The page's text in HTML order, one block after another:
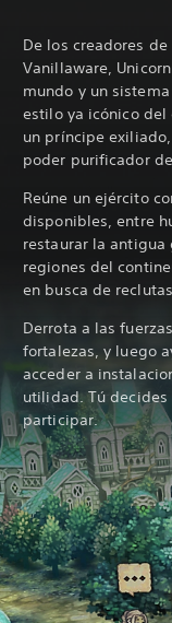
De los creadores
Vanillaware,
mundo y un
estilo ya icónico del
un príncipe
poder purificador
Reúne un ejército
disponibles, entre
restaurar la antigua
regiones del
en busca de
Derrota a las
fortalezas, y luego
acceder a
utilidad. Tú
participar.